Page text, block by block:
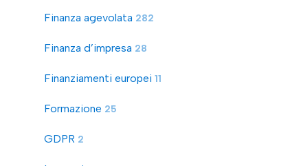
Finanza agevolata 282
Finanza d’impresa 28
Finanziamenti europei 11
Formazione 25
GDPR 2